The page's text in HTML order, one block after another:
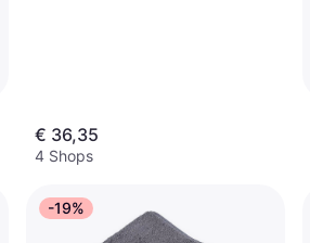
€ 36,35
4 Shops
-19%